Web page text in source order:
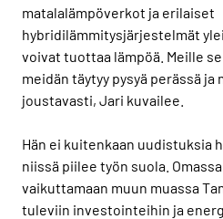
matalalämpöverkot ja erilaiset
hybridilämmitysjärjestelmät
voivat tuottaa lämpöä. Meille
meidän täytyy pysyä perässä
joustavasti, Jari kuvailee.
Hän ei kuitenkaan uudistuksia
niissä piilee työn suola.
vaikuttamaan muun muassa
tuleviin investointeihin ja